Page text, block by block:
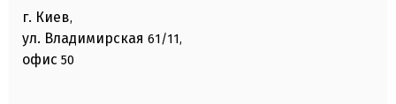
г. Киев,
ул. Владимирская 61/11,
офис 50